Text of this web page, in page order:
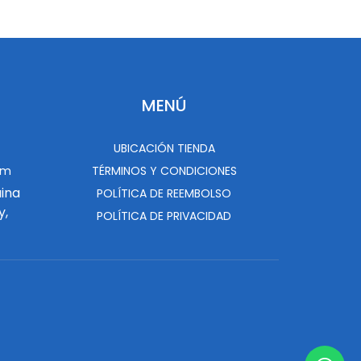
MENÚ
UBICACIÓN TIENDA
TÉRMINOS Y CONDICIONES
POLÍTICA DE REEMBOLSO
POLÍTICA DE PRIVACIDAD